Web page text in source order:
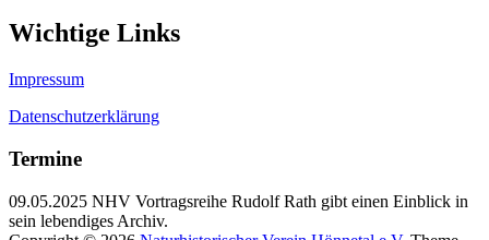
Wichtige Links
Impressum
Datenschutzerklärung
Termine
09.05.2025 NHV Vortragsreihe Rudolf Rath gibt einen Einblick in
sein lebendiges Archiv.